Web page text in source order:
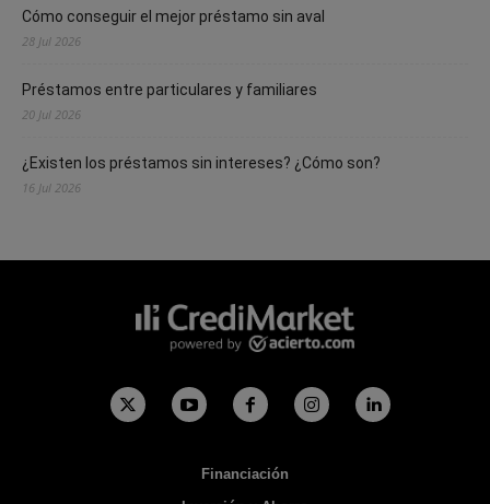
Cómo conseguir el mejor préstamo sin aval
28 Jul 2026
Préstamos entre particulares y familiares
20 Jul 2026
¿Existen los préstamos sin intereses? ¿Cómo son?
16 Jul 2026
Financiación